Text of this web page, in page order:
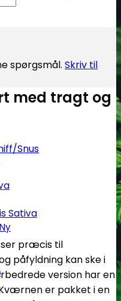
Sativa
spørgsmål. Skriv til
med tragt og
Snus
præcis til
påfyldning kan ske i
version har en
er pakket i en